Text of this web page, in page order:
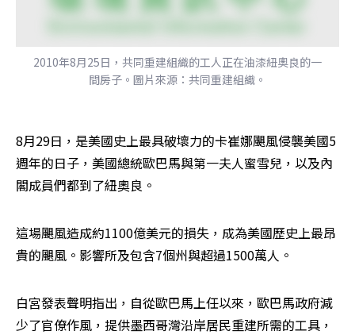
2010年8月25日，共同重建組織的工人正在油漆紐奧良的一
間房子。圖片來源：共同重建組織。
8月29日，是美國史上最具破壞力的卡崔娜颶風侵襲美國5
週年的日子，美國總統歐巴馬與第一夫人蜜雪兒，以及內
閣成員們都到了紐奧良。
這場颶風造成約1100億美元的損失，成為美國歷史上最昂
貴的颶風。影響所及包含7個州與超過1500萬人。
白宮發表聲明指出，自從歐巴馬上任以來，歐巴馬政府減
少了官僚作風，提供墨西哥灣沿岸居民重建所需的工具，